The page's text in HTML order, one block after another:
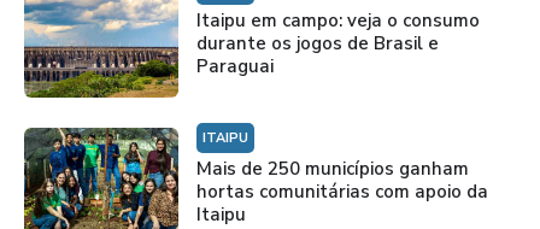
Itaipu em campo: veja o consumo
durante os jogos de Brasil e
Paraguai
ITAIPU
Mais de 250 municípios ganham
hortas comunitárias com apoio da
Itaipu